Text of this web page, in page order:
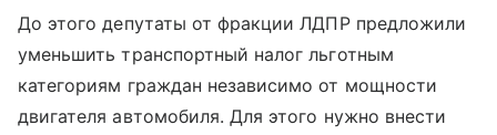
До этого депутаты от фракции ЛДПР предложили
уменьшить транспортный налог льготным
категориям граждан независимо от мощности
двигателя автомобиля. Для этого нужно внести